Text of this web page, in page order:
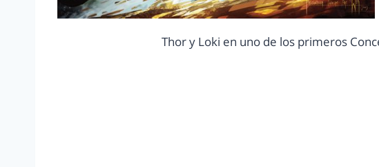
Thor y Loki en uno de los primeros